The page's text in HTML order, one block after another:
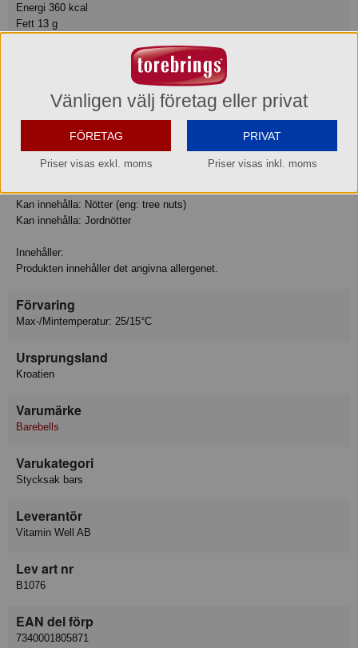
Energi 360 kcal
Fett 13 g
Protein 36 g
Motsvarande salt 0.68 g
Allergiinfo
Kan innehålla: Nötter (eng: tree nuts)
Kan innehålla: Jordnötter
Innehåller:
Produkten innehåller det angivna allergenet.
Förvaring
Max-/Mintemperatur: 25/15°C
Ursprungsland
Kroatien
Varumärke
Barebells
Varukategori
Stycksak bars
Leverantör
Vitamin Well AB
Lev art nr
B1076
EAN del förp
7340001805871
Vänligen välj företag eller privat
FÖRETAG
Priser visas exkl. moms
PRIVAT
Priser visas inkl. moms